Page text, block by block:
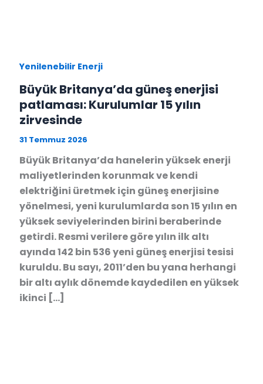
Yenilenebilir Enerji
Büyük Britanya’da güneş enerjisi
patlaması: Kurulumlar 15 yılın
zirvesinde
31 Temmuz 2026
Büyük Britanya’da hanelerin yüksek enerji
maliyetlerinden korunmak ve kendi
elektriğini üretmek için güneş enerjisine
yönelmesi, yeni kurulumlarda son 15 yılın en
yüksek seviyelerinden birini beraberinde
getirdi. Resmi verilere göre yılın ilk altı
ayında 142 bin 536 yeni güneş enerjisi tesisi
kuruldu. Bu sayı, 2011’den bu yana herhangi
bir altı aylık dönemde kaydedilen en yüksek
ikinci […]